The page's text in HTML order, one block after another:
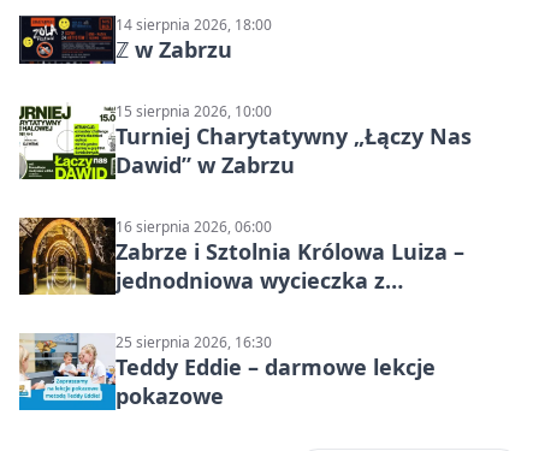
14 sierpnia 2026, 18:00
ℤ w Zabrzu
15 sierpnia 2026, 10:00
Turniej Charytatywny „Łączy Nas
Dawid” w Zabrzu
16 sierpnia 2026, 06:00
Zabrze i Sztolnia Królowa Luiza –
jednodniowa wycieczka z
miasta
25 sierpnia 2026, 16:30
Teddy Eddie – darmowe lekcje
pokazowe